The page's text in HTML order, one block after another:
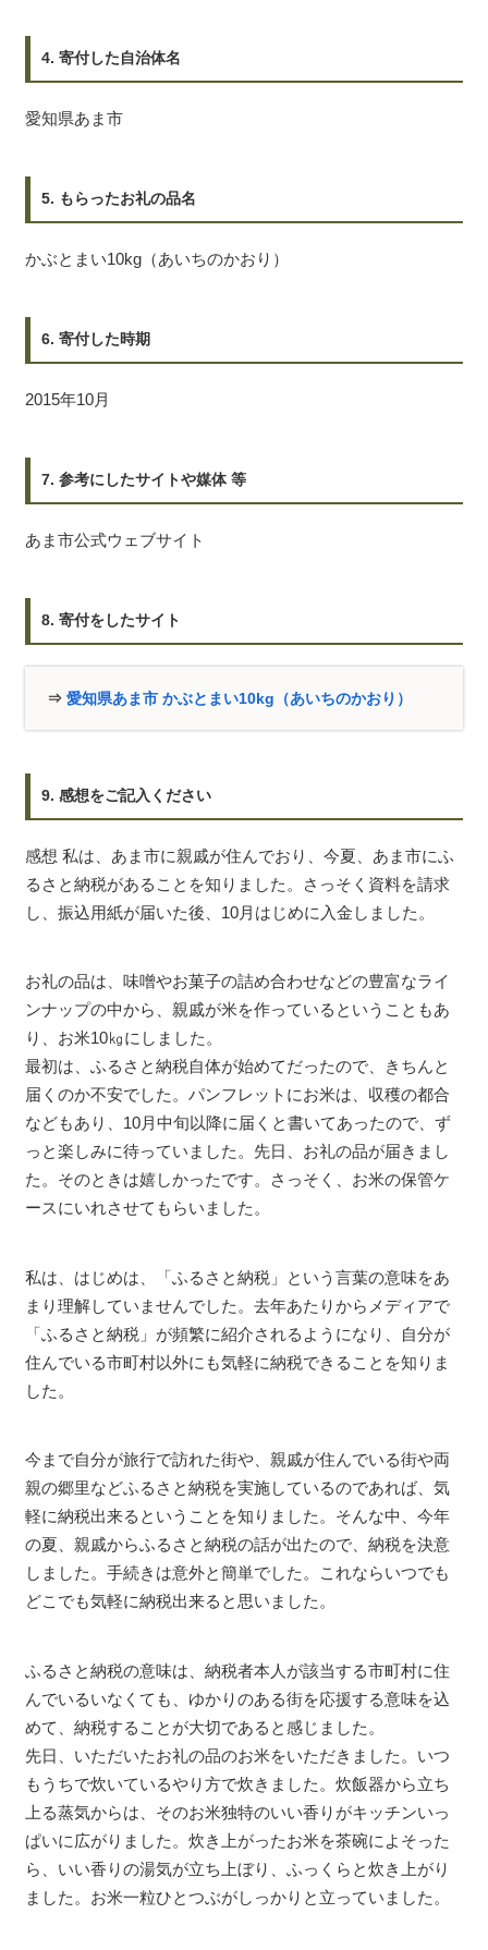
4. 寄付した自治体名
愛知県あま市
5. もらったお礼の品名
かぶとまい10kg（あいちのかおり）
6. 寄付した時期
2015年10月
7. 参考にしたサイトや媒体 等
あま市公式ウェブサイト
8. 寄付をしたサイト
⇒ 愛知県あま市 かぶとまい10kg（あいちのかおり）
9. 感想をご記入ください
感想 私は、あま市に親戚が住んでおり、今夏、あま市にふ
るさと納税があることを知りました。さっそく資料を請求
し、振込用紙が届いた後、10月はじめに入金しました。
お礼の品は、味噌やお菓子の詰め合わせなどの豊富なライ
ンナップの中から、親戚が米を作っているということもあ
り、お米10㎏にしました。
最初は、ふるさと納税自体が始めてだったので、きちんと
届くのか不安でした。パンフレットにお米は、収穫の都合
などもあり、10月中旬以降に届くと書いてあったので、ず
っと楽しみに待っていました。先日、お礼の品が届きまし
た。そのときは嬉しかったです。さっそく、お米の保管ケ
ースにいれさせてもらいました。
私は、はじめは、「ふるさと納税」という言葉の意味をあ
まり理解していませんでした。去年あたりからメディアで
「ふるさと納税」が頻繁に紹介されるようになり、自分が
住んでいる市町村以外にも気軽に納税できることを知りま
した。
今まで自分が旅行で訪れた街や、親戚が住んでいる街や両
親の郷里などふるさと納税を実施しているのであれば、気
軽に納税出来るということを知りました。そんな中、今年
の夏、親戚からふるさと納税の話が出たので、納税を決意
しました。手続きは意外と簡単でした。これならいつでも
どこでも気軽に納税出来ると思いました。
ふるさと納税の意味は、納税者本人が該当する市町村に住
んでいるいなくても、ゆかりのある街を応援する意味を込
めて、納税することが大切であると感じました。
先日、いただいたお礼の品のお米をいただきました。いつ
もうちで炊いているやり方で炊きました。炊飯器から立ち
上る蒸気からは、そのお米独特のいい香りがキッチンいっ
ぱいに広がりました。炊き上がったお米を茶碗によそった
ら、いい香りの湯気が立ち上ぼり、ふっくらと炊き上がり
ました。お米一粒ひとつぶがしっかりと立っていました。